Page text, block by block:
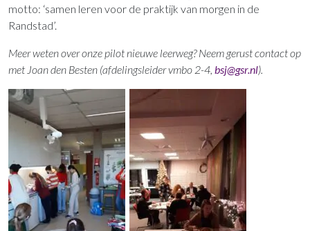
motto: ‘samen leren voor de praktijk van morgen in de
Randstad’.
Meer weten over onze pilot nieuwe leerweg? Neem gerust contact op
met Joan den Besten (afdelingsleider vmbo 2-4, bsj@gsr.nl).